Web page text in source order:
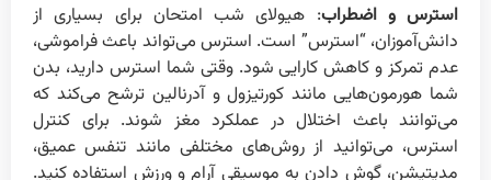
استرس و اضطراب: هیولای شب امتحان برای بسیاری از
دانش‌آموزان، “استرس” است. استرس می‌تواند باعث فراموشی،
عدم تمرکز و کاهش کارایی شود. وقتی شما استرس دارید، بدن
شما هورمون‌هایی مانند کورتیزول و آدرنالین ترشح می‌کند که
می‌توانند باعث اختلال در عملکرد مغز شوند. برای کنترل
استرس، می‌توانید از روش‌های مختلفی مانند تنفس عمیق،
مدیتیشن، گوش دادن به موسیقی آرام و ورزش استفاده کنید.